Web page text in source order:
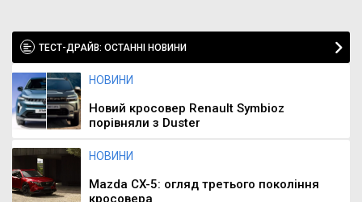
ТЕСТ-ДРАЙВ: ОСТАННІ НОВИНИ
НОВИНИ
Новий кросовер Renault Symbioz
порівняли з Duster
НОВИНИ
Mazda CX-5: огляд третього покоління
кросовера